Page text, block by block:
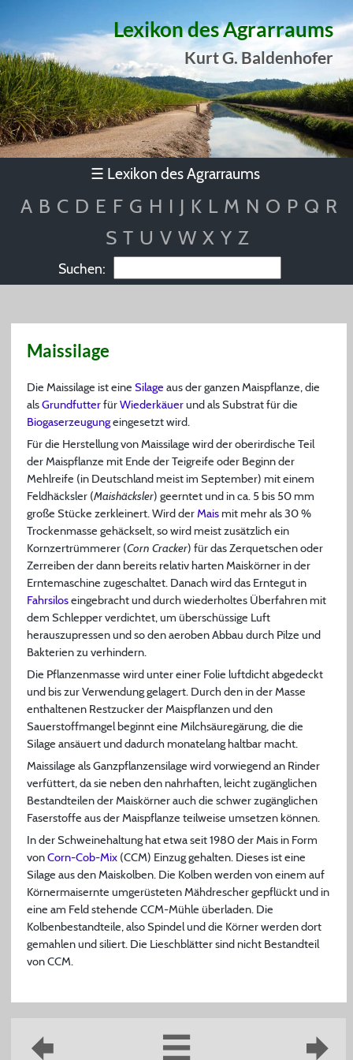
Lexikon des Agrarraums
Kurt G. Baldenhofer
☰ Lexikon des Agrarraums
A B C D E F G H I J K L M N O P Q R
S T U V W X Y Z
Suchen:
Maissilage
Die Maissilage ist eine Silage aus der ganzen Maispflanze, die
alsGrundfutterfürWiederkäuerund als Substrat für die
Biogaserzeugungeingesetzt wird.
Für die Herstellung von Maissilage wird der oberirdische Teil
der Maispflanze mit Ende der Teigreife oder Beginn der
Mehlreife (in Deutschland meist im September) mit einem
Feldhäcksler (Maishäcksler) geerntet und in ca. 5 bis 50 mm
große Stücke zerkleinert. Wird der Maismit mehr als 30 %
Trockenmasse gehäckselt, so wird meist zusätzlich ein
Kornzertrümmerer (Corn Cracker) für das Zerquetschen oder
Zerreiben der dann bereits relativ harten Maiskörner in der
Erntemaschine zugeschaltet. Danach wird das Erntegut in
Fahrsiloseingebracht und durch wiederholtes Überfahren mit
dem Schlepper verdichtet, um überschüssige Luft
herauszupressen und so den aeroben Abbau durch Pilze und
Bakterien zu verhindern.
Die Pflanzenmasse wird unter einer Folie luftdicht abgedeckt
und bis zur Verwendung gelagert. Durch den in der Masse
enthaltenen Restzucker der Maispflanzen und den
Sauerstoffmangel beginnt eine Milchsäuregärung, die die
Silage ansäuert und dadurch monatelang haltbar macht.
Maissilage als Ganzpflanzensilage wird vorwiegend an Rinder
verfüttert, da sie neben den nahrhaften, leicht zugänglichen
Bestandteilen der Maiskörner auch die schwer zugänglichen
Faserstoffe aus der Maispflanze teilweise umsetzen können.
In der Schweinehaltung hat etwa seit 1980 der Mais in Form
vonCorn-Cob-Mix (CCM) Einzug gehalten. Dieses ist eine
Silage aus den Maiskolben. Die Kolben werden von einem auf
Körnermaisernte umgerüsteten Mähdrescher gepflückt und in
eine am Feld stehende CCM-Mühle überladen. Die
Kolbenbestandteile, also Spindel und die Körner werden dort
gemahlen und siliert. Die Lieschblätter sind nicht Bestandteil
von CCM.